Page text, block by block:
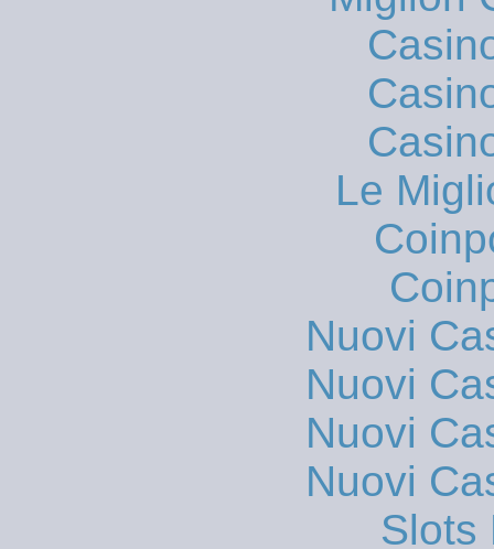
Le
Nuovi
Nuovi
Nuovi
Nuovi
Slots